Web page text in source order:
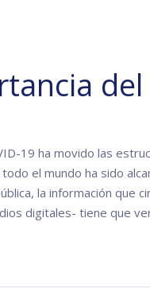
19 ha movido las
el mundo ha sido
la información que
digitales- tiene que